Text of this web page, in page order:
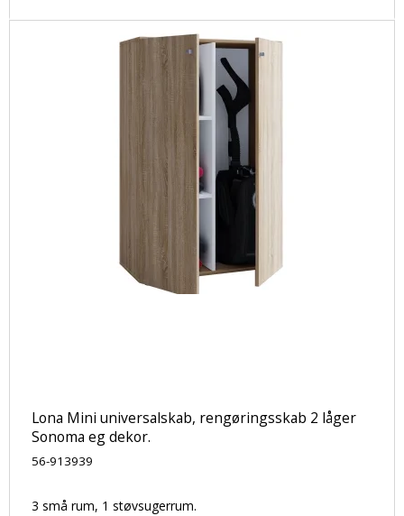
Lona Mini universalskab, rengøringsskab 2 låger
Sonoma eg dekor.
56-913939
3 små rum, 1 støvsugerrum.